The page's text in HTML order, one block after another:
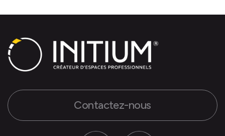
Contactez-nous